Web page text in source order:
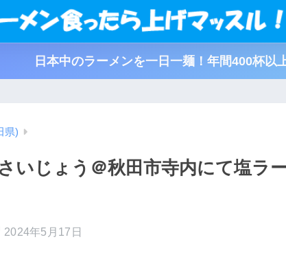
日本中のラーメンを一日一麺！年間400杯以
県)
いじょう＠秋田市寺内にて塩ラ
2024年5月17日